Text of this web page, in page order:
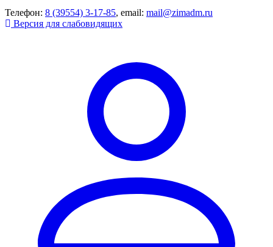
Телефон: 8 (39554) 3-17-85, email: mail@zimadm.ru
Версия для слабовидящих